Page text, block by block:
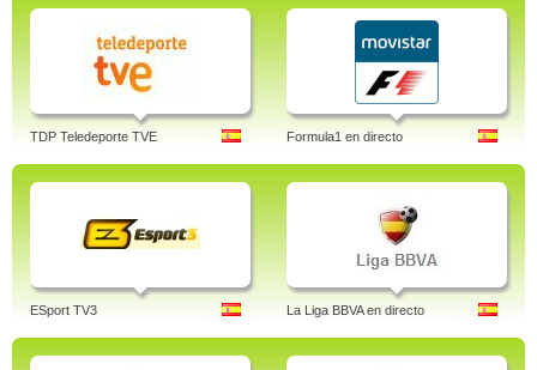
TDP Teledeporte TVE Formula1 en directo
ESport TV3 La Liga BBVA en directo